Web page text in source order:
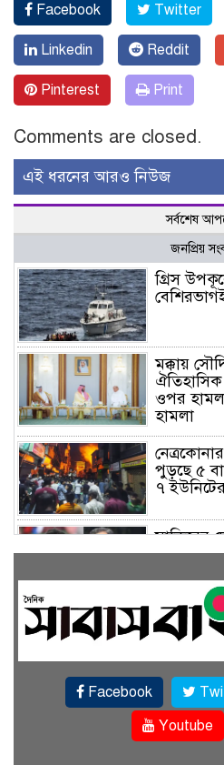
Facebook Twitter
Linkedin Reddit
Pinterest Print
Comments are closed.
এই ধরনের আরও নিউজ
সর্বশেষ
জনপ্রিয়
গ্রিস
মক্কায়
ওপর
হামলা
পুড়ছে ৫
৭ ইউনিটের
সাকিবের
ফেরার
ফেসবুকে
হলো
বৃষ্টি
স্মৃতি
Facebook
Youtube